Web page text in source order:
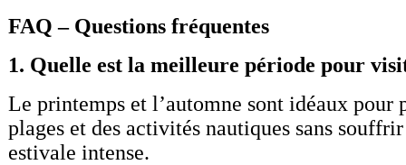
FAQ – Questions fréquentes
1. Quelle est la meilleure période pour
Le printemps et l’automne sont idéaux pour
plages et des activités nautiques sans
estivale intense.